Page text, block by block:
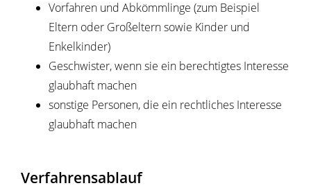
Vorfahren und Abkömmlinge (zum Beispiel
Eltern oder Großeltern sowie Kinder und
Enkelkinder)
Geschwister, wenn sie ein berechtigtes Interesse
glaubhaft machen
sonstige Personen, die ein rechtliches Interesse
glaubhaft machen
Verfahrensablauf